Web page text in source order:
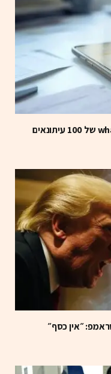
״אין כסף״